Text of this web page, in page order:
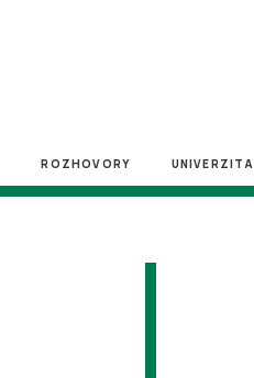
ROZHOVORY UNIVERZITA